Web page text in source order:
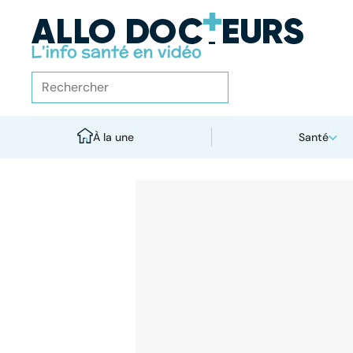
À la une Santé